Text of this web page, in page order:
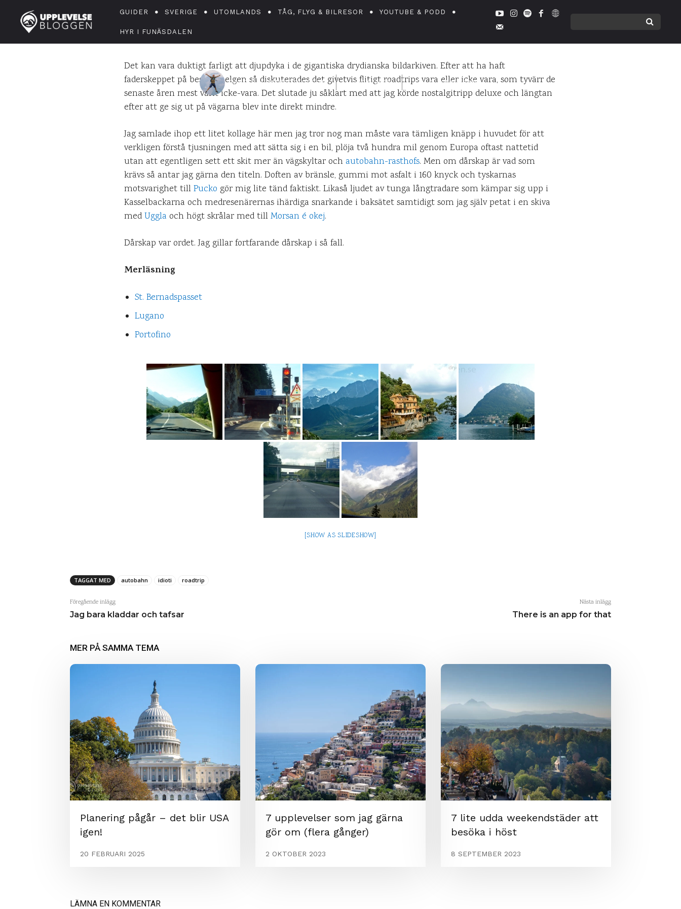
GUIDER SVERIGE UTOMLANDS TÅG, FLYG & BILRESOR YOUTUBE & PODD
HYR I FUNÄSDALEN Dårskap är ordet
DANIEL PÅ UPPLEVELSEBLOGGEN 17 APRIL 2009 0 KOMMENTARER
Det kan vara duktigt farligt att djupdyka i de gigantiska drydianska bildarkiven. Efter att ha haft
faderskeppet på besök i helgen så diskuterades det givetvis flitigt roadtrips vara eller icke vara, som tyvärr de
senaste åren mest varit icke-vara. Det slutade ju såklart med att jag körde nostalgitripp deluxe och längtan
efter att ge sig ut på vägarna blev inte direkt mindre.
Jag samlade ihop ett litet kollage här men jag tror nog man måste vara tämligen knäpp i huvudet för att
verkligen förstå tjusningen med att sätta sig i en bil, plöja två hundra mil genom Europa oftast nattetid
utan att egentligen sett ett skit mer än vägskyltar och autobahn-rasthofs. Men om dårskap är vad som
krävs så antar jag gärna den titeln. Doften av bränsle, gummi mot asfalt i 160 knyck och tyskarnas
motsvarighet tillPucko gör mig lite tänd faktiskt. Likaså ljudet av tunga långtradare som kämpar sig upp i
Kasselbackarna och medresenärernas ihärdiga snarkande i baksätet samtidigt som jag själv petat i en skiva
medUggla och högt skrålar med tillMorsan é okej.
Dårskap var ordet. Jag gillar fortfarande dårskap i så fall.
Merläsning
St. Bernadspasset
Lugano
Portofino
[SHOW AS SLIDESHOW]
TAGGAT MED autobahn idioti roadtrip
Föregående inlägg
Jag bara kladdar och tafsar
Nästa inlägg
There is an app for that
MER PÅ SAMMA TEMA
Planering pågår – det blir USA
igen!
20 FEBRUARI 2025
7 upplevelser som jag gärna
gör om (flera gånger)
2 OKTOBER 2023
7 lite udda weekendstäder att
besöka i höst
8 SEPTEMBER 2023
LÄMNA EN KOMMENTAR